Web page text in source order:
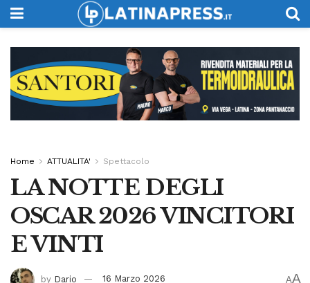
Home ATTUALITA' Spettacolo
LA NOTTE DEGLI
OSCAR 2026 VINCITORI
E VINTI
by Dario 16 Marzo 2026 AA